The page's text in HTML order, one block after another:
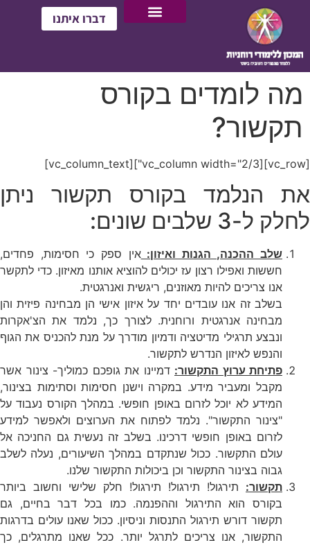
דברו איתנו
מה לומדים בקורס
תקשור?
[vc_row][vc_column width="2/3"][vc_column_text]
את הנלמד בקורס תקשור ניתן
לחלק ל-3 שלבים שונים:
שלב ההכנה, הגנות ואיזון:אין ספק כי חסימות, פחדים,
חששות ואפילו רצון עז יכולים להוציא אותנו מאיזון. כדי לתקשר
אנו צריכים להיות מאוזנים, ריגשית ואנרגטית.
בשלב זה אנו עובדים יחד על איזון אישי הן מבחינה פיזית והן
מבחינה אנרגטית ורוחנית. לצורך כך, נלמד את הצ'אקרות
ונבצע תרגילי מדיטציה ודמיון מודרך על מנת להכניס את הגוף
והנפש לאיזון הנדרש לתקשור.
פתיחת ערוץ התקשור: דמיינו את גופכם כמוליך- צינור אשר
מקבל ומעביר מידע. במקרה וישנן חסימות וסתימות בצינור,
המידע לא יוכל לזרום באופן חופשי. במהלך הקורס נעבוד על
"צינור התקשור". נלמד לפתוח את הערוצים ולאפשר למידע
לזרום באופן חופשי דרכינו. בשלב זה נעשית גם החניכה אל
עולם התקשור. ככול שנתקדם במהלך השיעורים, נעלה לשלב
גבוה בצינור התקשור וכן ביכולות התקשור שלנו.
תקשור: תירגול! תירגול! תירגול! חלק שלישי וחשוב ביותר
בקורס הוא התירגול וההפנמה. כמו בכל דבר בחיים, גם
תקשור דורש תירגול התנסות וניסיון. ככול שאנו עולים בדרגות
התקשור, אנו צריכים לתרגל יותר. ככל שאנו מתרגלים, כך